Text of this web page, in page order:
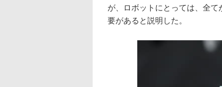
が、ロボットにとっては、全て
要があると説明した。